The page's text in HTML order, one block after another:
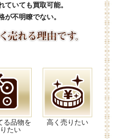
ていても買取可能。
が不明瞭でない。
る品物を
たい
高く売りたい